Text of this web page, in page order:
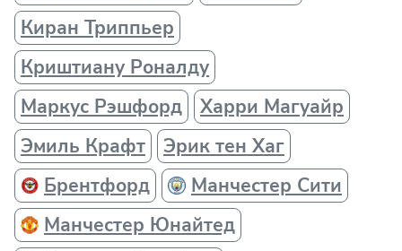
Киран Триппьер
Криштиану Роналду
Маркус Рэшфорд
Харри Магуайр
Эмиль Крафт
Эрик тен Хаг
Брентфорд
Манчестер Сити
Манчестер Юнайтед